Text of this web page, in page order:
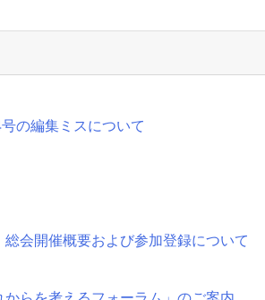
の編集ミスについて
会開催概要および参加登録について